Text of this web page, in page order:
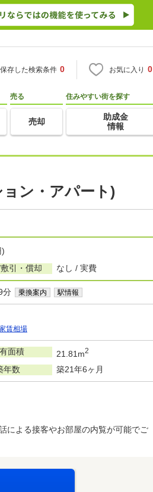
保存した検索条件 0 お気に入り 0
売る
売却
住みやすい街を探す
助成金
情報
ン・アパート)
引・償却 なし / 実費
分 乗換案内 駅情報
賃相場
面積 21.81m2
年数 築21年6ヶ月
による接客やお部屋の内覧が可能でご